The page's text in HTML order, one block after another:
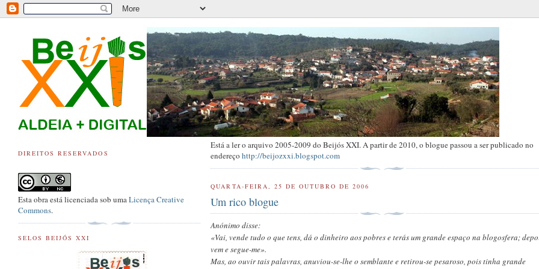
Está a ler o arquivo 2005-2009 do Beijós XXI. A partir de 2010, o blogue passou a ser publicado no
endereçohttp://beijozxxi.blogspot.com
QUARTA-FEIRA, 25 DE OUTUBRO DE 2006
Um rico blogue
Anónimo disse:
«Vai, vende tudo o que tens, dá o dinheiro aos pobres e terás um grande espaço na blogosfera;
vem e segue-me».
Mas, ao ouvir tais palavras, anuviou-se-lhe o semblante e retirou-se pesaroso, pois tinha grande
DIREITOS RESERVADOS
Esta obra está licenciada sob umaLicença Creative
Commons.
SELOS BEIJÓS XXI